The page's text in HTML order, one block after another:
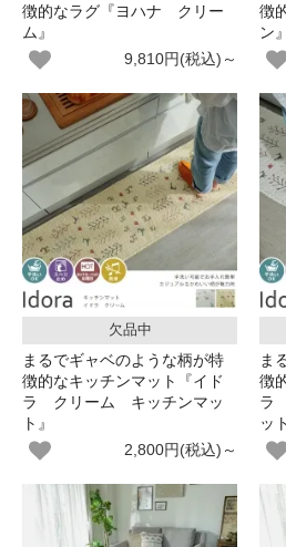
徴的なラグ『ヨハナ クリー
ム』
9,810円(税込)～
徴
ン』
欠品中
まるでギャベのような柄が特
徴的なキッチンマット『イド
ラ クリーム キッチンマッ
ト』
2,800円(税込)～
ま
徴
ラ
ッ